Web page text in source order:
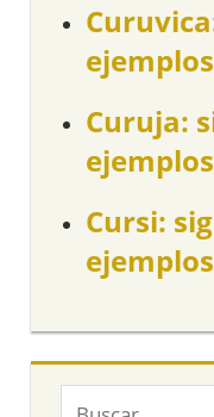
ejemplos
Curuja:
ejemplos
Cursi:
ejemplos